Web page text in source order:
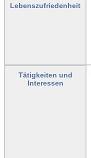
Lebenszufriedenheit
Tätigkeiten und
Interessen